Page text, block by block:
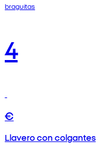
braguitas
4
€
Llavero con colgantes